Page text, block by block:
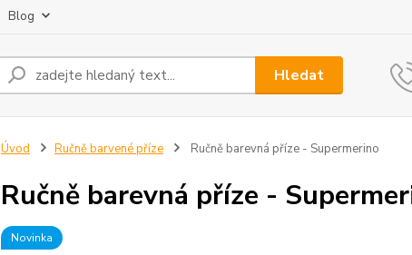
Blog
Hledat
Úvod Ručně barvené příze Ručně barevná příze - Supermerino
Ručně barevná příze -
Novinka